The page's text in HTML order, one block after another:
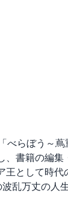
べらぼう～蔦
、書籍の編集
王として時代
乱万丈の人